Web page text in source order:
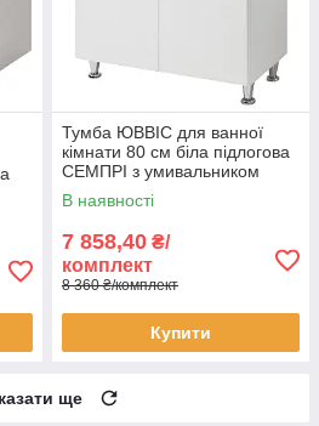
Тумба ЮВВІС для ванної
кімнати 80 см біла підлогова
СЕМПРІ з умивальником
СЕМПРЕ
В наявності
7 858,40 ₴/
комплект
8 360 ₴/комплект
Купити
ще